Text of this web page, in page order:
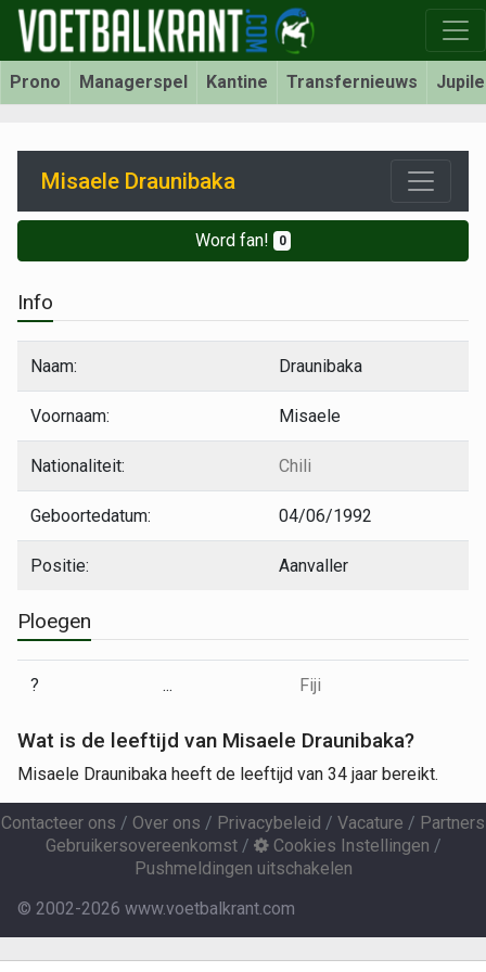
Prono Managerspel Kantine Transfernieuws
Misaele Draunibaka
Word fan! 0
Info
Naam: Draunibaka
Voornaam: Misaele
Nationaliteit: Chili
Geboortedatum: 04/06/1992
Positie: Aanvaller
Ploegen
? ... Fiji
Wat is de leeftijd van Misaele Draunibaka?
Misaele Draunibaka heeft de leeftijd van 34 jaar bereikt.
Contacteer ons / Over ons / Privacybeleid / Vacature / Partners
Gebruikersovereenkomst/ Cookies Instellingen /
Pushmeldingen uitschakelen
© 2002-2026 www.voetbalkrant.com